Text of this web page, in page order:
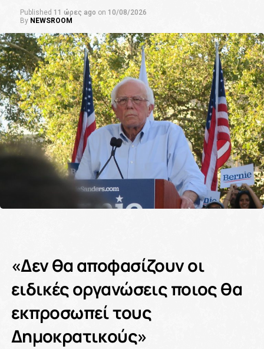
Published 11 ώρες ago on 10/08/2026
By NEWSROOM
«Δεν θα αποφασίζουν οι
ειδικές οργανώσεις ποιος θα
εκπροσωπεί τους
Δημοκρατικούς»